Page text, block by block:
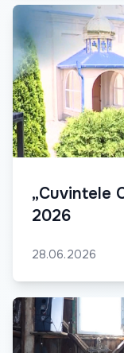
„Cuvintele
2026
28.06.2026